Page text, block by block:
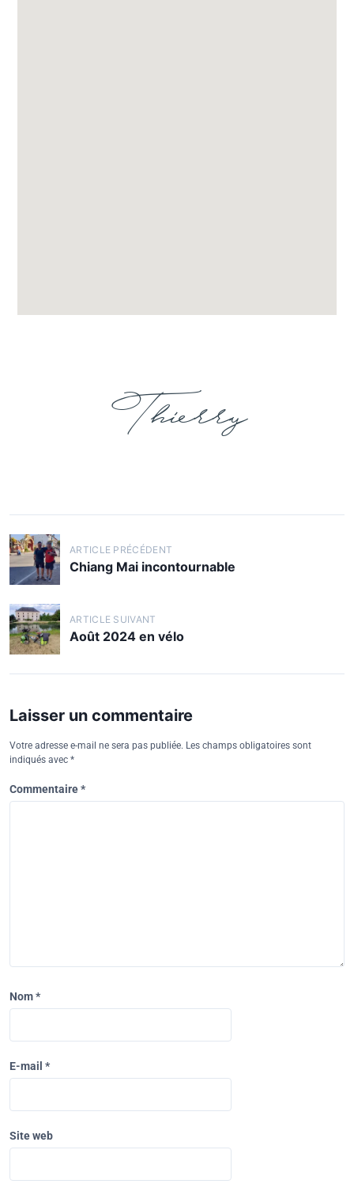
Thierry
ARTICLE PRÉCÉDENT
Chiang Mai incontournable
ARTICLE SUIVANT
Août 2024 en vélo
Laisser un commentaire
Votre adresse e-mail ne sera pas publiée. Les champs obligatoires sont
indiqués avec *
Commentaire*
Nom*
E-mail *
Site web